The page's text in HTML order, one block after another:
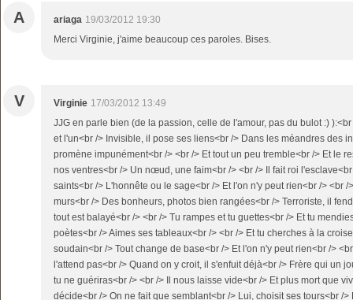
A ariaga 19/03/2012 19:30
Merci Virginie, j'aime beaucoup ces paroles. Bises.
V Virginie 17/03/2012 13:49
JJG en parle bien (de la passion, celle de l'amour, pas du bulot :)
et l'un<br /> Invisible, il pose ses liens<br /> Dans les méandres des
promène impunément<br /> <br /> Et tout un peu tremble<br /> Et le
nos ventres<br /> Un nœud, une faim<br /> <br /> Il fait roi
saints<br /> L'honnête ou le sage<br /> Et l'on n'y peut rien<br /> <br /
murs<br /> Des bonheurs, photos bien rangées<br /> Terroriste, il
tout est balayé<br /> <br /> Tu rampes et tu guettes<br /> Et tu
poètes<br /> Aimes ses tableaux<br /> <br /> Et tu cherches à la
soudain<br /> Tout change de base<br /> Et l'on n'y peut rien<br />
l'attend pas<br /> Quand on y croit, il s'enfuit déjà<br /> Frère qui un
tu ne guériras<br /> <br /> Il nous laisse vide<br /> Et plus mort que
décide<br /> On ne fait que semblant<br /> Lui, choisit ses tours<br />